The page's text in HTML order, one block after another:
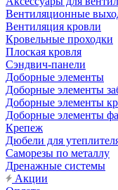
Вентиляционные
Вентиляция кровли
Кровельные проходки
Плоская кровля
Сэндвич-панели
Доборные элементы
Доборные элементы
Доборные элементы
Доборные элементы
Крепеж
Дюбели для
Саморезы по металлу
Дренажные системы
Акции